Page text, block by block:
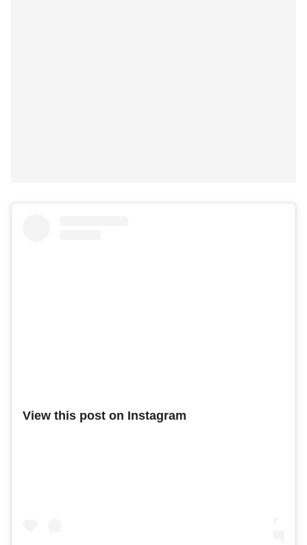
View this post on Instagram